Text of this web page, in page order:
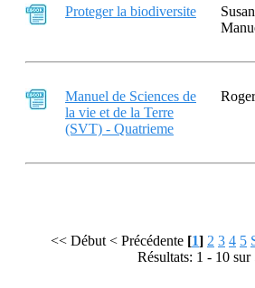
Proteger la biodiversite
Manuel de Sciences de
la vie et de la Terre
(SVT) - Quatrieme
<< Début < Précédente [1] 2 3 4 5
Résultats: 1 - 10 sur